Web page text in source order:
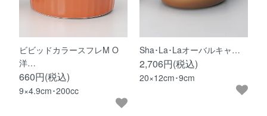
ビビッドカラースフレM O
洋…
660円(税込)
9×4.9cm･200cc
Sha･La･Laオーバルキャ…
2,706円(税込)
20×12cm･9cm